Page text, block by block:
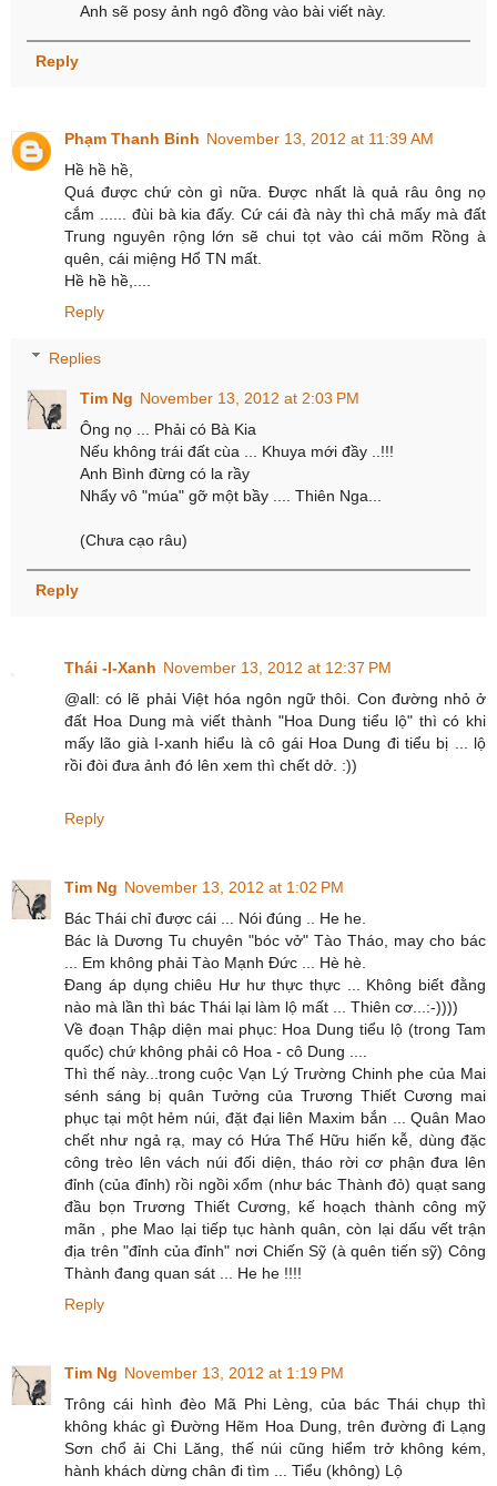
Anh sẽ posy ảnh ngô đồng vào bài viết này.
Reply
Phạm Thanh Binh November 13, 2012 at 11:39 AM
Hề hề hề,
Quá được chứ còn gì nữa. Được nhất là quả râu ông nọ
cắm ...... đùi bà kia đấy. Cứ cái đà này thì chả mấy mà đất
Trung nguyên rộng lớn sẽ chui tọt vào cái mõm Rồng à
quên, cái miệng Hổ TN mất.
Hề hề hề,....
Reply
Replies
Tim Ng November 13, 2012 at 2:03 PM
Ông nọ ... Phải có Bà Kia
Nếu không trái đất cùa ... Khuya mới đầy ..!!!
Anh Bình đừng có la rầy
Nhẩy vô "múa" gỡ một bầy .... Thiên Nga...
(Chưa cạo râu)
Reply
Thái -I-Xanh November 13, 2012 at 12:37 PM
@all: có lẽ phải Việt hóa ngôn ngữ thôi. Con đường nhỏ ở
đất Hoa Dung mà viết thành "Hoa Dung tiểu lộ" thì có khi
mấy lão già I-xanh hiểu là cô gái Hoa Dung đi tiểu bị ... lộ
rồi đòi đưa ảnh đó lên xem thì chết dở. :))
Reply
Tim Ng November 13, 2012 at 1:02 PM
Bác Thái chỉ được cái ... Nói đúng .. He he.
Bác là Dương Tu chuyên "bóc vở" Tào Tháo, may cho bác
... Em không phải Tào Mạnh Đức ... Hè hè.
Đang áp dụng chiêu Hư hư thực thực ... Không biết đằng
nào mà lần thì bác Thái lại làm lộ mất ... Thiên cơ...:-))))
Về đoạn Thập diện mai phục: Hoa Dung tiểu lộ (trong Tam
quốc) chứ không phải cô Hoa - cô Dung ....
Thì thế này...trong cuộc Vạn Lý Trường Chinh phe của Mai
sénh sáng bị quân Tưởng của Trương Thiết Cương mai
phục tại một hẻm núi, đặt đại liên Maxim bắn ... Quân Mao
chết như ngả rạ, may có Hứa Thế Hữu hiến kễ, dùng đặc
công trèo lên vách núi đối diện, tháo rời cơ phận đưa lên
đỉnh (của đỉnh) rồi ngồi xổm (như bác Thành đỏ) quạt sang
đầu bọn Trương Thiết Cương, kế hoạch thành công mỹ
mãn , phe Mao lại tiếp tục hành quân, còn lại dấu vết trận
địa trên "đỉnh của đỉnh" nơi Chiến Sỹ (à quên tiến sỹ) Công
Thành đang quan sát ... He he !!!!
Reply
Tim Ng November 13, 2012 at 1:19 PM
Trông cái hình đèo Mã Phi Lèng, của bác Thái chụp thì
không khác gì Đường Hẽm Hoa Dung, trên đường đi Lạng
Sơn chổ ải Chi Lăng, thế núi cũng hiểm trở không kém,
hành khách dừng chân đi tìm ... Tiểu (không) Lộ